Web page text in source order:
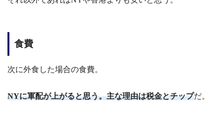
食費
次に外食した場合の食費。
NYに軍配が上がると思う。主な理由は税金とチップだ。